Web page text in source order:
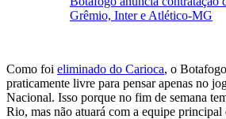
Grêmio, Inter e Atlético-MG
Como foi eliminado do Carioca, o
praticamente livre para pensar apenas no
Nacional. Isso porque no fim de semana
Rio, mas não atuará com a equipe